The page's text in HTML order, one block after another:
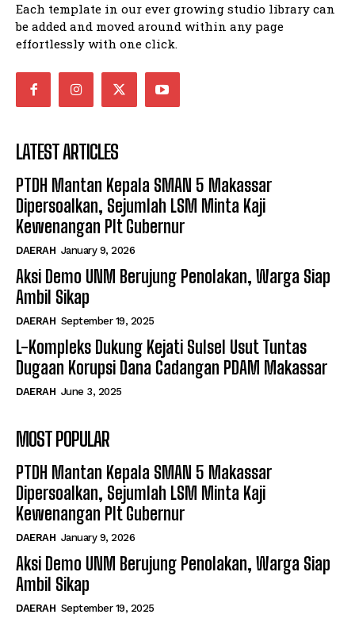
Each template in our ever growing studio library can
be added and moved around within any page
effortlessly with one click.
LATEST ARTICLES
PTDH Mantan Kepala SMAN 5 Makassar
Dipersoalkan, Sejumlah LSM Minta Kaji
Kewenangan Plt Gubernur
DAERAH January 9, 2026
Aksi Demo UNM Berujung Penolakan, Warga Siap
Ambil Sikap
DAERAH September 19, 2025
L-Kompleks Dukung Kejati Sulsel Usut Tuntas
Dugaan Korupsi Dana Cadangan PDAM Makassar
DAERAH June 3, 2025
MOST POPULAR
PTDH Mantan Kepala SMAN 5 Makassar
Dipersoalkan, Sejumlah LSM Minta Kaji
Kewenangan Plt Gubernur
DAERAH January 9, 2026
Aksi Demo UNM Berujung Penolakan, Warga Siap
Ambil Sikap
DAERAH September 19, 2025